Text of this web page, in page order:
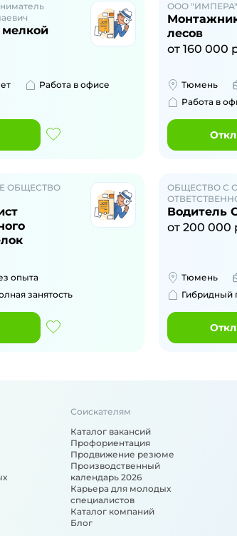
мелкой
Работа в офисе
ООО "ИМПЕРА"
лесов
от 160 000
Тюмень
Работа в
ОБЩЕСТВО
опыта
занятость
ОБЩЕСТВО С
Водитель
от 200 000
Тюмень
Гибридный
Соискателям
Каталог вакансий
Профориентация
Продвижение резюме
Производственный
календарь 2026
Карьера для молодых
специалистов
Каталог компаний
Блог